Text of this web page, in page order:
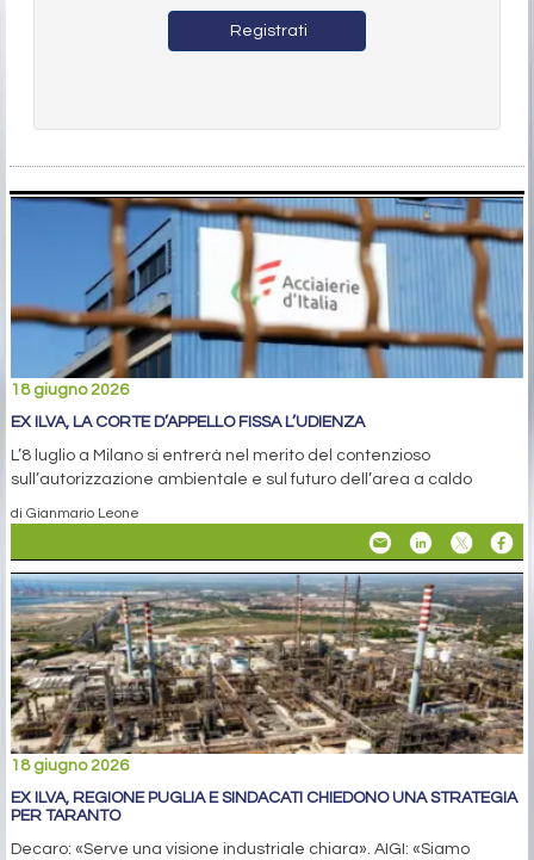
Registrati
18 giugno 2026
EX ILVA, LA CORTE D’APPELLO FISSA L’UDIENZA
L’8 luglio a Milano si entrerà nel merito del contenzioso
sull’autorizzazione ambientale e sul futuro dell’area a caldo
di Gianmario Leone
18 giugno 2026
EX ILVA, REGIONE PUGLIA E SINDACATI CHIEDONO UNA STRATEGIA
PER TARANTO
Decaro: «Serve una visione industriale chiara». AIGI: «Siamo